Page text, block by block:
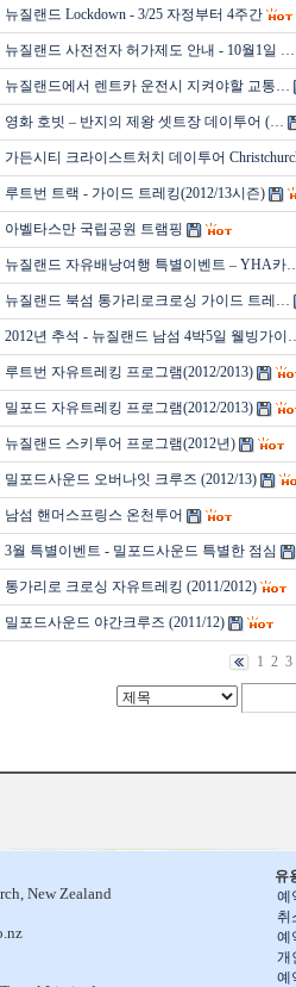
뉴질랜드 Lockdown - 3/25 자정부터 4주간
뉴질랜드 사전전자 허가제도 안내 - 10월1일 …
뉴질랜드에서 렌트카 운전시 지켜야할 교통…
영화 호빗 – 반지의 제왕 셋트장 데이투어 (…
가든시티 크라이스트처치 데이투어
루트번 트랙 - 가이드 트레킹(2012/13시즌)
아벨타스만 국립공원 트램핑
뉴질랜드 자유배낭여행 특별이벤트 – YHA카
뉴질랜드 북섬 통가리로크로싱 가이드 트레…
2012년 추석 - 뉴질랜드 남섬 4박5일 웰빙가
루트번 자유트레킹 프로그램(2012/2013)
밀포드 자유트레킹 프로그램(2012/2013)
뉴질랜드 스키투어 프로그램(2012년)
밀포드사운드 오버나잇 크루즈 (2012/13)
남섬 핸머스프링스 온천투어
3월 특별이벤트 - 밀포드사운드 특별한 점심
통가리로 크로싱 자유트레킹 (2011/2012)
밀포드사운드 야간크루즈 (2011/12)
1 2 3
유
예
취
예
개
예
New Zealand